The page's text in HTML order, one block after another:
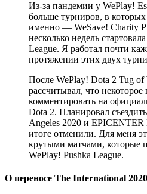
Из-за пандемии у WePlay!
больше турниров, в которых
именно — WeSave! Charity
несколько недель
League. Я работал почти
протяжении этих двух
После WePlay! Dota 2 Tug of
рассчитывал, что некоторое
комментировать на
Dota 2. Планировал
Angeles 2020 и EPICENTER
итоге отменили. Для меня
крутыми матчами, которые
WePlay! Pushka League.
О переносе The International 2020